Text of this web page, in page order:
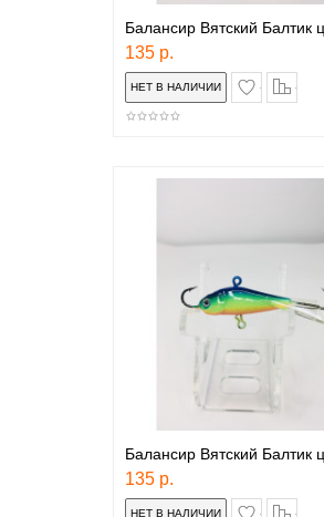
Балансир Вятский Балтик
135 р.
в закладки
Балансир Вятский Балтик
135 р.
в закладки